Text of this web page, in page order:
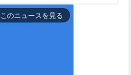
このニュースを見る